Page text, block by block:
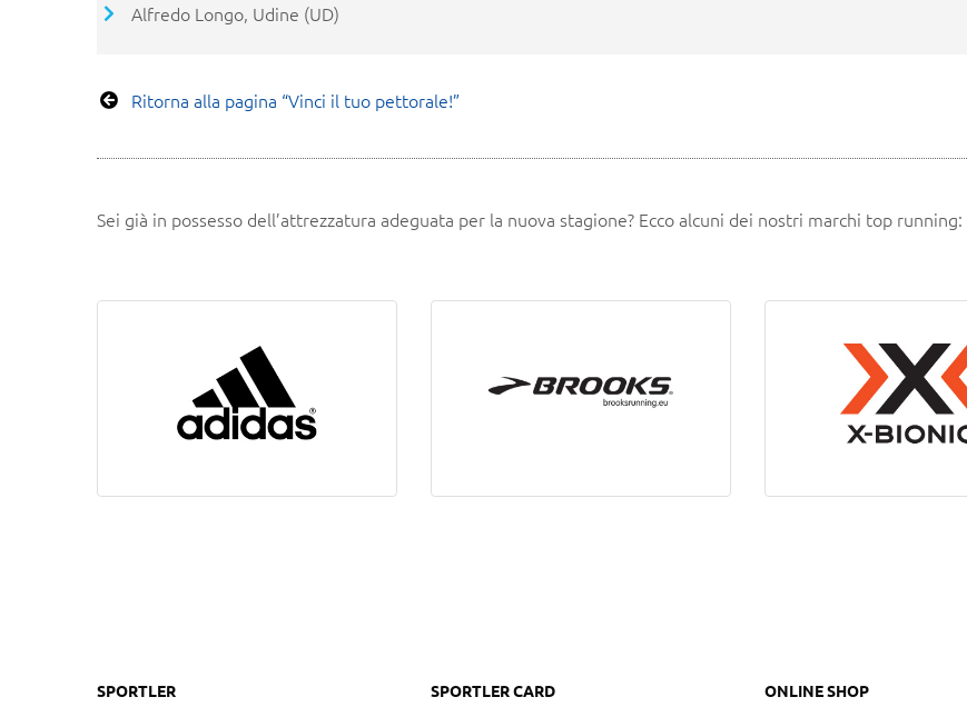
Alfredo Longo, Udine (UD)
Ritorna alla pagina “Vinci il tuo pettorale!”
Sei già in possesso dell’attrezzatura adeguata per la nuova stagione? Ecco alcuni dei nostri marchi top running:
ADIDAS
ONLINE SHOP
X BIONIC
ONLINE SHOP
SPORTLER SPORTLER CARD ONLINE SHOP